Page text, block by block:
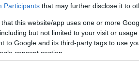
Participants that may further disclose it to
that this website/app uses one or more
but not limited to your visit or
to Google and its third-party tags to use
consent section.
απώλειες
έχασαν 1.496
υποχώρησαν κατά 563